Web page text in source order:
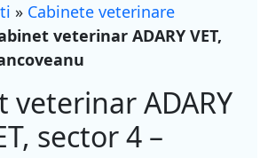
» Cabinete veterinare
veterinar ADARY VET,
veterinar ADARY
sector 4 –